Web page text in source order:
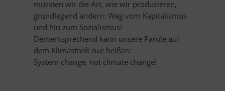
müssten wir die Art, wie wir produzieren,
grundlegend ändern: Weg vom Kapitalismus
und hin zum Sozialismus!
Dementsprechend kann unsere Parole auf
dem Klimastreik nur heißen:
System change, not climate change!